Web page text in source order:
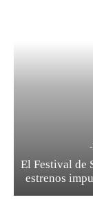
El Festival de
estrenos